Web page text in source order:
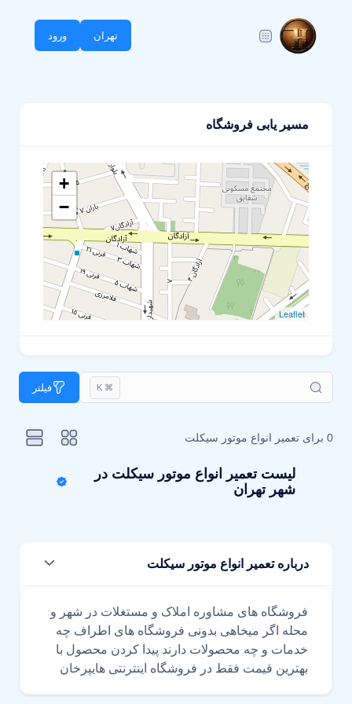
تهران ورود
مسیر یابی فروشگاه
+
−
Leaflet
⌘ K فیلتر
0 برای تعمیر انواع موتور سیکلت
لیست تعمیر انواع موتور سیکلت در
شهر تهران
درباره تعمیر انواع موتور سیکلت
فروشگاه های مشاوره املاک و مستغلات در شهر و
محله اگر میخاهی بدونی فروشگاه های اطراف چه
خدمات و چه محصولات دارند پیدا کردن محصول با
بهترین قیمت فقط در فروشگاه اینترنتی هایپرخان